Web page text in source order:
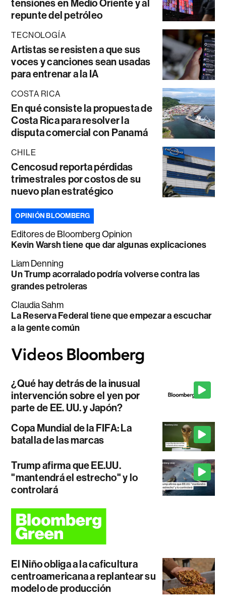
tensiones en Medio Oriente y al
repunte del petróleo
TECNOLOGÍA
Artistas se resisten a que sus
voces y canciones sean usadas
para entrenar a la IA
COSTA RICA
En qué consiste la propuesta de
Costa Rica para resolver la
disputa comercial con Panamá
CHILE
Cencosud reporta pérdidas
trimestrales por costos de su
nuevo plan estratégico
OPINIÓN BLOOMBERG
Editores de Bloomberg Opinion
Kevin Warsh tiene que dar algunas explicaciones
Liam Denning
Un Trump acorralado podría volverse contra las
grandes petroleras
Claudia Sahm
La Reserva Federal tiene que empezar a escuchar
a la gente común
¿Qué hay detrás de la inusual
intervención sobre el yen por
parte de EE. UU. y Japón?
Copa Mundial de la FIFA: La
batalla de las marcas
Trump afirma que EE.UU.
"mantendrá el estrecho" y lo
controlará
El Niño obliga a la caficultura
centroamericana a replantear su
modelo de producción